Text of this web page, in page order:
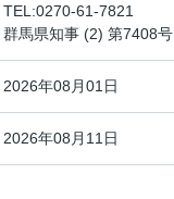
TEL:0270-61-7821
群馬県知事 (2) 第7408号
2026年08月01日
2026年08月11日